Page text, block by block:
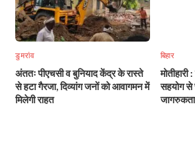
डुमरांव
अंततः पीएचसी व बुनियाद केंद्र के रास्ते
से हटा गैरजा, दिव्यांग जनों को आवागमन में
मिलेगी राहत
बिहार
सहयोग से